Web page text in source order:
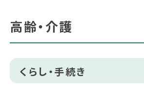
高齢・介護
くらし・手続き